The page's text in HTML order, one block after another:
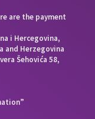
are the payment
i Hercegovina,
and Herzegovina
Šehovića 58,